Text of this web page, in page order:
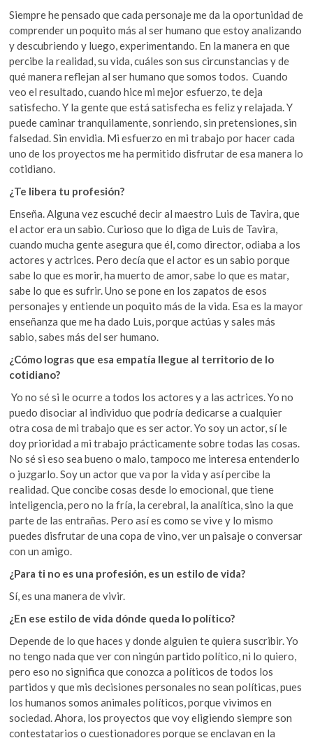
Siempre he pensado que cada personaje me da la oportunidad de
comprender un poquito más al ser humano que estoy analizando
y descubriendo y luego, experimentando. En la manera en que
percibe la realidad, su vida, cuáles son sus circunstancias y de
qué manera reflejan al ser humano que somos todos. Cuando
veo el resultado, cuando hice mi mejor esfuerzo, te deja
satisfecho. Y la gente que está satisfecha es feliz y relajada. Y
puede caminar tranquilamente, sonriendo, sin pretensiones, sin
falsedad. Sin envidia. Mi esfuerzo en mi trabajo por hacer cada
uno de los proyectos me ha permitido disfrutar de esa manera lo
cotidiano.
¿Te libera tu profesión?
Enseña. Alguna vez escuché decir al maestro Luis de Tavira, que
el actor era un sabio. Curioso que lo diga de Luis de Tavira,
cuando mucha gente asegura que él, como director, odiaba a los
actores y actrices. Pero decía que el actor es un sabio porque
sabe lo que es morir, ha muerto de amor, sabe lo que es matar,
sabe lo que es sufrir. Uno se pone en los zapatos de esos
personajes y entiende un poquito más de la vida. Esa es la mayor
enseñanza que me ha dado Luis, porque actúas y sales más
sabio, sabes más del ser humano.
¿Cómo logras que esa empatía llegue al territorio de lo
cotidiano?
Yo no sé si le ocurre a todos los actores y a las actrices. Yo no
puedo disociar al individuo que podría dedicarse a cualquier
otra cosa de mi trabajo que es ser actor. Yo soy un actor, sí le
doy prioridad a mi trabajo prácticamente sobre todas las cosas.
No sé si eso sea bueno o malo, tampoco me interesa entenderlo
o juzgarlo. Soy un actor que va por la vida y así percibe la
realidad. Que concibe cosas desde lo emocional, que tiene
inteligencia, pero no la fría, la cerebral, la analítica, sino la que
parte de las entrañas. Pero así es como se vive y lo mismo
puedes disfrutar de una copa de vino, ver un paisaje o conversar
con un amigo.
¿Para ti no es una profesión, es un estilo de vida?
Sí, es una manera de vivir.
¿En ese estilo de vida dónde queda lo político?
Depende de lo que haces y donde alguien te quiera suscribir. Yo
no tengo nada que ver con ningún partido político, ni lo quiero,
pero eso no significa que conozca a políticos de todos los
partidos y que mis decisiones personales no sean políticas, pues
los humanos somos animales políticos, porque vivimos en
sociedad. Ahora, los proyectos que voy eligiendo siempre son
contestatarios o cuestionadores porque se enclavan en la